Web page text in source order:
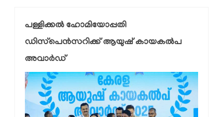
പള്ളിക്കല്‍ ഹോമിയോപ്പതി
ഡിസ്‌പെന്‍സറിക്ക് ആയുഷ് കായകല്‍പ
അവാര്‍ഡ്